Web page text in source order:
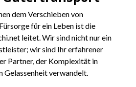
dem Verschieben von
für ein Leben ist die
leitet. Wir sind nicht nur ein
wir sind Ihr erfahrener
Partner, der Komplexität in
Gelassenheit verwandelt.